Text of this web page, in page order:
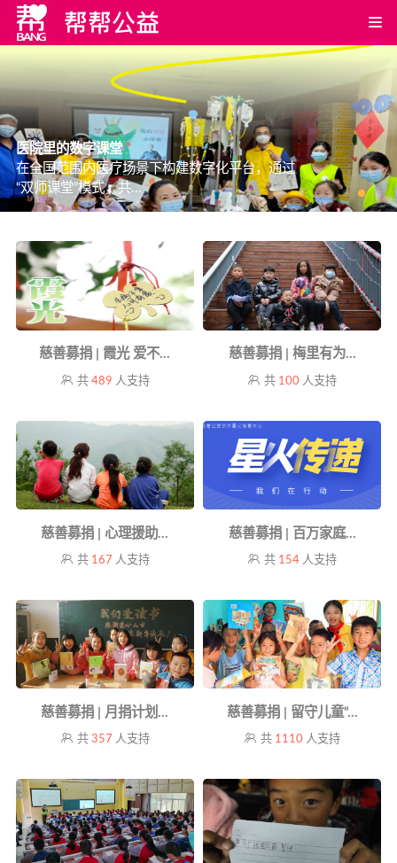
医院里的数字课堂
在全国范围内医疗场景下构建数字化平台，通过
“双师课堂”模式，共...
慈善募捐 | 霞光 爱不...
共 489 人支持
慈善募捐 | 梅里有为...
共 100 人支持
慈善募捐 | 心理援助...
共 167 人支持
慈善募捐 | 百万家庭...
共 154 人支持
慈善募捐 | 月捐计划...
共 357 人支持
慈善募捐 | 留守儿童“...
共 1110 人支持